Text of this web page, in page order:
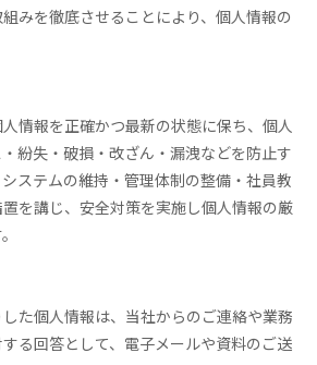
みを徹底させることにより、個人情報の
情報を正確かつ最新の状態に保ち、個人
紛失・破損・改ざん・漏洩などを防止す
ステムの維持・管理体制の整備・社員教
を講じ、安全対策を実施し個人情報の厳
た個人情報は、当社からのご連絡や業務
る回答として、電子メールや資料のご送